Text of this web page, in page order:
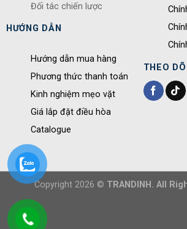
Đối tác chiến lược
HƯỚNG DẪN
Hướng dẫn mua hàng
Phương thức thanh toán
Kinh nghiệm mẹo vặt
Giá lắp đặt điều hòa
Catalogue
THEO
Copyright 2026 © TRANDINH. All